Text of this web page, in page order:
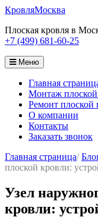
КровляМосква
Плоская кровля в
+7 (499) 681-60-25
Меню
Главная
Монтаж
Ремонт плоской
О компании
Контакты
Заказать звонок
Главная страница/
плоской кровли:
Узел
кровли: